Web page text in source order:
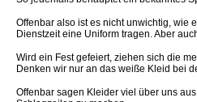
Offenbar also ist es nicht unwichtig, wie
Dienstzeit eine Uniform tragen. Aber
Wird ein Fest gefeiert, ziehen sich die
Denken wir nur an das weiße Kleid bei
Offenbar sagen Kleider viel über uns